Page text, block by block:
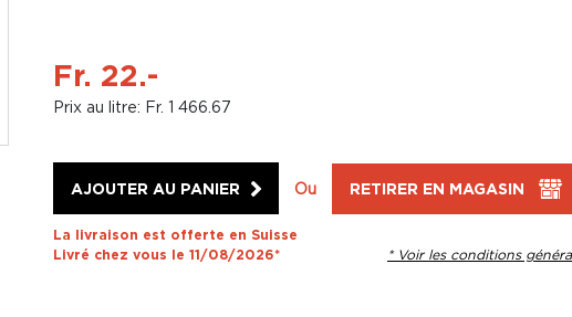
Fr. 22.-
Prix au litre: Fr. 1 466.67
AJOUTER AU PANIER Ou RETIRER EN MAGASIN
La livraison est offerte en Suisse
Livré chez vous le 11/08/2026*
* Voir les conditions